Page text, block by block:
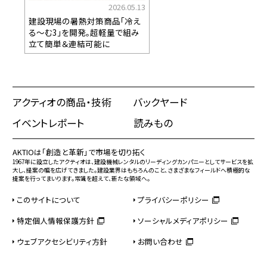
2026.05.13
建設現場の暑熱対策商品「冷え
る～む3」を開発。超軽量で組み
立て簡単＆連結可能に
アクティオの商品・技術
バックヤード
イベントレポート
読みもの
AKTIOは「創造と革新」で市場を切り拓く
1967年に設立したアクティオは、建設機械レンタルのリーディングカンパニーとしてサービスを拡
大し、提案の幅を広げてきました。建設業界はもちろんのこと、さまざまなフィールドへ積極的な
提案を行ってまいります。常識を超えて、新たな領域へ。
このサイトについて
プライバシーポリシー
特定個人情報保護方針
ソーシャルメディアポリシー
ウェブアクセシビリティ方針
お問い合わせ